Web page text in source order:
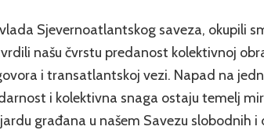
Sjevernoatlantskog saveza, okupili
našu čvrstu predanost kolektivnoj
i transatlantskoj vezi. Napad na
i kolektivna snaga ostaju temelj
građana u našem Savezu slobodnih i